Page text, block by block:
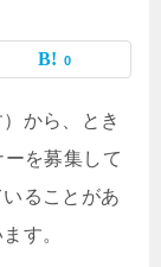
0
から、とき
を募集して
ることがあ
す。